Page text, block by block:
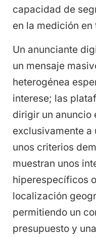
capacidad de
en la medición en
Un anunciante
un mensaje
heterogénea
interese; las
dirigir un anuncio
exclusivamente a
unos criterios
muestran unos
hiperespecíficos
localización
permitiendo un
presupuesto y